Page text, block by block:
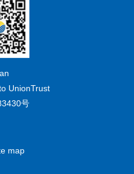
UnionTrust
号
Co., Ltd.
map